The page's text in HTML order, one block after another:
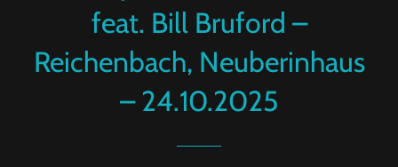
feat. Bill Bruford –
Reichenbach, Neuberinhaus
– 24.10.2025